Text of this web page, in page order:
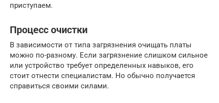
приступаем.
Процесс очистки
В зависимости от типа загрязнения очищать платы
можно по-разному. Если загрязнение слишком сильное
или устройство требует определенных навыков, его
стоит отнести специалистам. Но обычно получается
справиться своими силами.